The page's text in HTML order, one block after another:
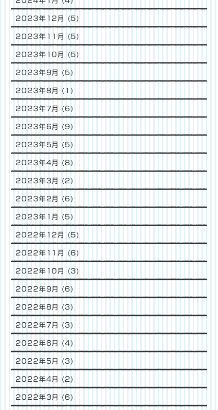
2023年12月 (5)
2023年11月 (5)
2023年10月 (5)
2023年9月 (5)
2023年8月 (1)
2023年7月 (6)
2023年6月 (9)
2023年5月 (5)
2023年4月 (8)
2023年3月 (2)
2023年2月 (6)
2023年1月 (5)
2022年12月 (5)
2022年11月 (6)
2022年10月 (3)
2022年9月 (6)
2022年8月 (3)
2022年7月 (3)
2022年6月 (4)
2022年5月 (3)
2022年4月 (2)
2022年3月 (6)